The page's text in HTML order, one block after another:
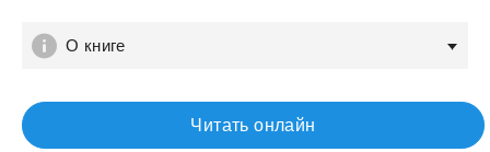
О книге
Читать онлайн